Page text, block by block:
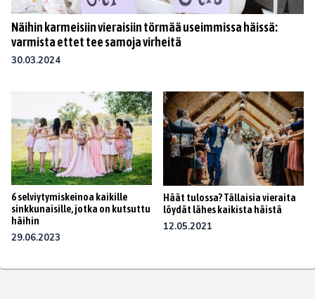
Näihin karmeisiin vieraisiin törmää useimmissa häissä:
varmista ettet tee samoja virheitä
30.03.2024
6 selviytymiskeinoa kaikille
sinkkunaisille, jotka on kutsuttu
häihin
29.06.2023
Häät tulossa? Tällaisia vieraita
löydät lähes kaikista häistä
12.05.2021